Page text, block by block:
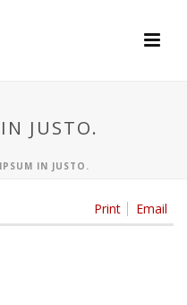
JUSTO.
IN JUSTO.
Print Email